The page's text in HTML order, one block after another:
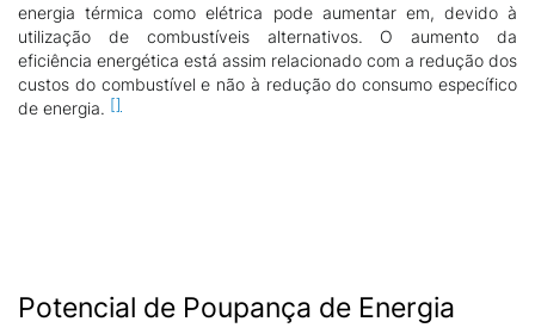
energia térmica como elétrica pode aumentar em, devido à
utilização de combustíveis alternativos. O aumento da
eficiência energética está assim relacionado com a redução dos
custos do combustível e não à redução do consumo específico
de energia.
Potencial de Poupança de Energia